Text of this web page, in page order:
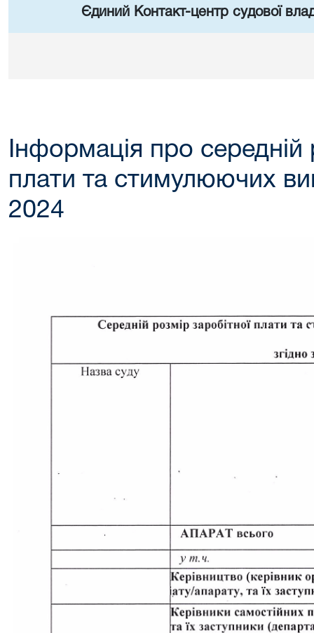
Єдиний Контакт-центр судової
Інформація про середній
плати та стимулюючих
2024